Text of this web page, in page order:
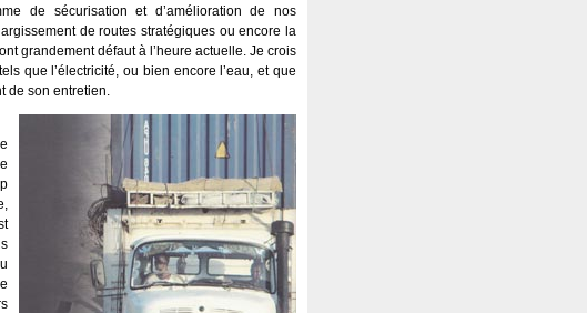
de sécurisation et d’amélioration de nos
de routes stratégiques ou encore la
grandement défaut à l’heure actuelle. Je crois
que l’électricité, ou bien encore l’eau, et que
de son entretien.